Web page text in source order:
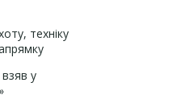
техніку
у